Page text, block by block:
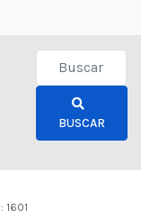
Type 2 or
BUSCAR
1601